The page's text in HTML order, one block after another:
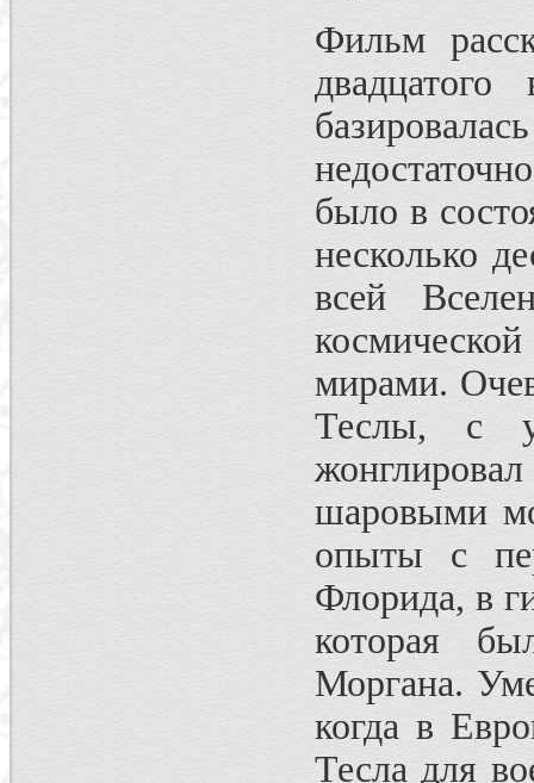
Фильм
было в
несколько
всей
мирами.
Теслы, с
шаровыми
опыты с
Флорида, в
которая
Моргана.
когда в
Тесла для